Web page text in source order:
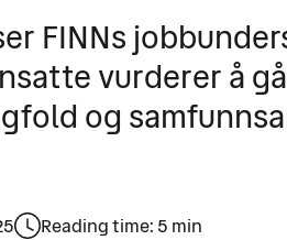
FINNs
vurderer å
og
Reading time: 5 min